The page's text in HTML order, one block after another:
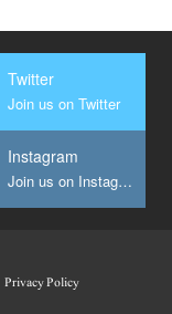
Twitter
Join us on Twitter
Instagram
Join us on Instagram
Privacy Policy